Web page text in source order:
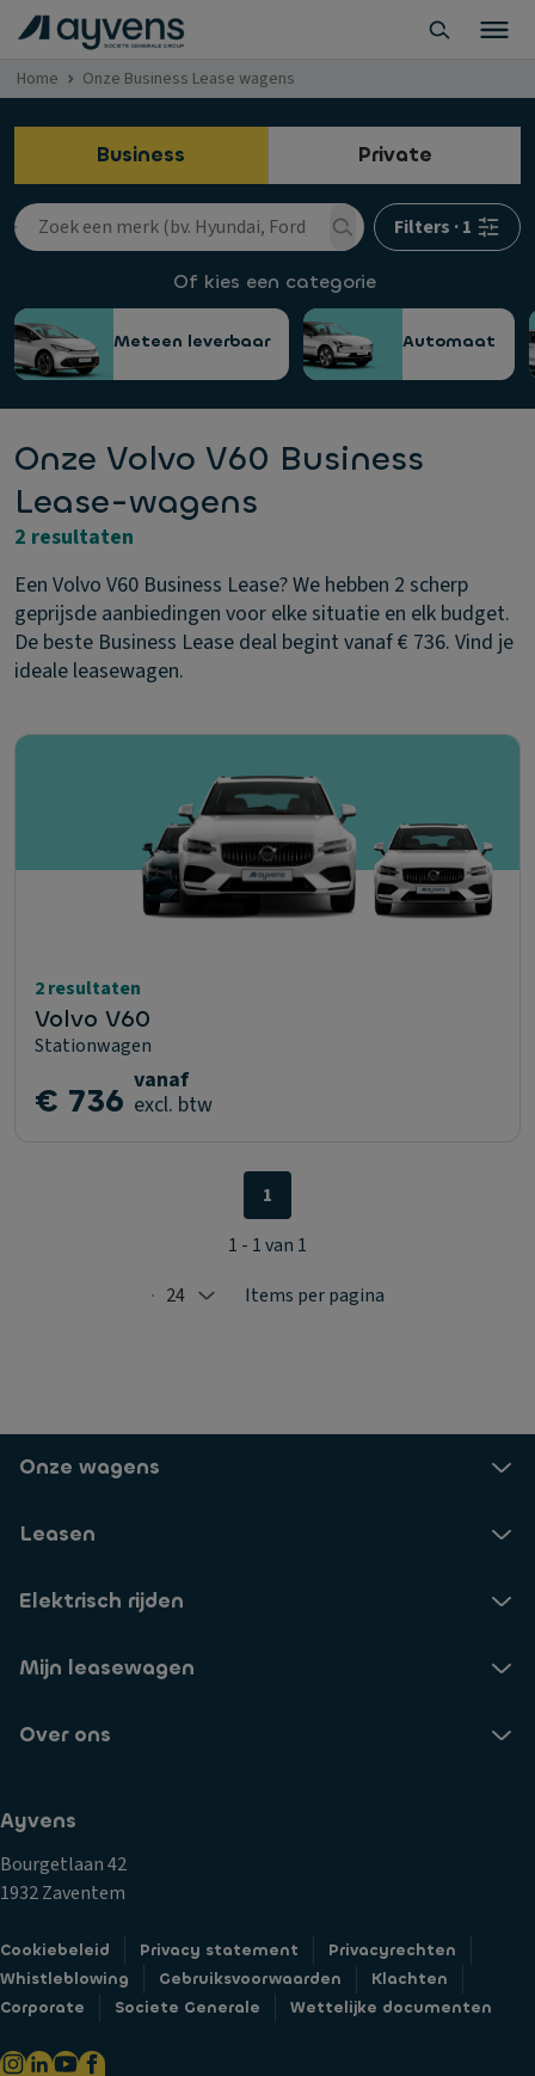
Home Onze Business Lease wagens
Business Private
Filters ·1
Of kies een categorie
Meteen leverbaar Automaat
Onze Volvo V60 Business
Lease-wagens
2 resultaten
Een Volvo V60 Business Lease? We hebben 2 scherp
geprijsde aanbiedingen voor elke situatie en elk budget.
De beste Business Lease deal begint vanaf € 736. Vind je
ideale leasewagen.
2 resultaten
Volvo V60
Stationwagen
€ 736 vanaf
excl. btw
Selected: 24
24 Items per pagina
1
1 - 1 van 1
Onze wagens
Leasen
Elektrisch rijden
Mijn leasewagen
Over ons
Ayvens
Bourgetlaan 42
1932 Zaventem
Cookiebeleid Privacy statement
Privacyrechten
Whistleblowing
Gebruiksvoorwaarden
Klachten
Corporate
Societe Generale Wettelijke documenten